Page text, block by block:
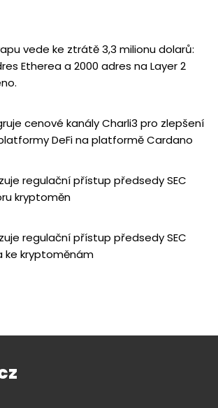
vede ke ztrátě 3,3 milionu dolarů:
Etherea a 2000 adres na Layer 2
cenové kanály Charli3 pro zlepšení
DeFi na platformě Cardano
regulační přístup předsedy SEC
kryptoměn
regulační přístup předsedy SEC
ke kryptoměnám